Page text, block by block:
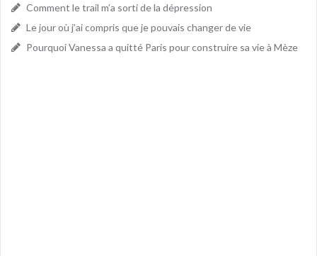
Comment le trail m’a sorti de la dépression
Le jour où j’ai compris que je pouvais changer de vie
Pourquoi Vanessa a quitté Paris pour construire sa vie à Mèze